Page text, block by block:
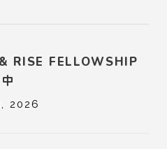
RISE FELLOWSHIP
2026